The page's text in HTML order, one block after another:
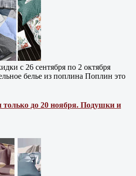
с 26 сентября по 2 октября
белье из поплина Поплин это
до 20 ноября. Подушки и